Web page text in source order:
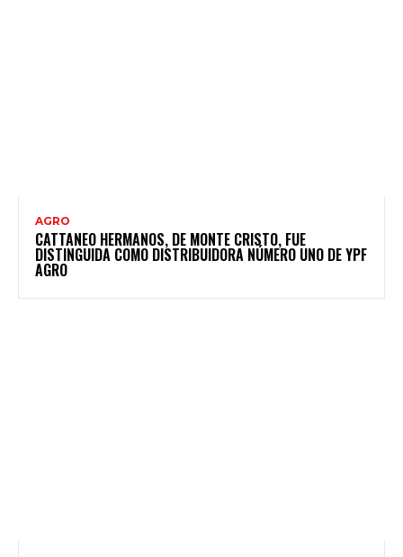
AGRO
CATTANEO HERMANOS, DE MONTE CRISTO, FUE
DISTINGUIDA COMO DISTRIBUIDORA NÚMERO UNO DE YPF
AGRO